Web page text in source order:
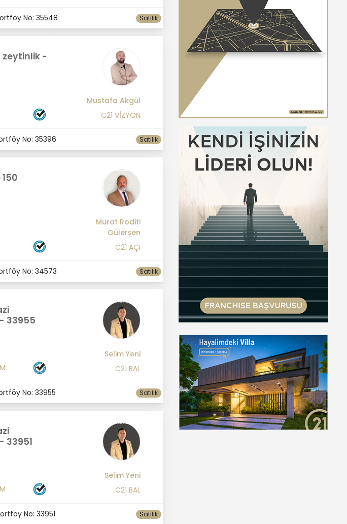
No: 35548 Satılık
zeytinlik -
Mustafa Akgül
C21 VİZYON
No: 35396 Satılık
Murat Roditi
Gülerşen
C21 AÇI
No: 34573 Satılık
33955
Selim Yeni
C21 BAL
No: 33955 Satılık
33951
Selim Yeni
C21 BAL
No: 33951 Satılık